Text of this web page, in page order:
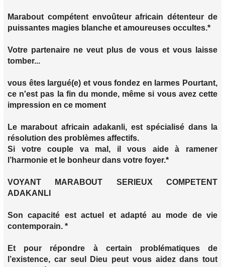
Marabout compétent envoûteur africain détenteur de
puissantes magies blanche et amoureuses occultes.*
Votre partenaire ne veut plus de vous et vous laisse
tomber...
vous êtes largué(e) et vous fondez en larmes Pourtant,
ce n'est pas la fin du monde, même si vous avez cette
impression en ce moment
Le marabout africain adakanli, est spécialisé dans la
résolution des problèmes affectifs.
Si votre couple va mal, il vous aide à ramener
l’harmonie et le bonheur dans votre foyer.*
VOYANT MARABOUT SERIEUX COMPETENT
ADAKANLI
Son capacité est actuel et adapté au mode de vie
contemporain. *
Et pour répondre à certain problématiques de
l’existence, car seul Dieu peut vous aidez dans tout